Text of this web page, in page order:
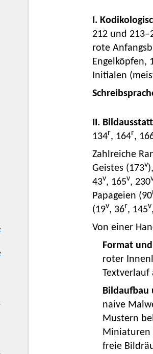
I.
212 und
rote
Engelköpfen,
Initialen
II.
134r, 164r,
Zahlreiche
Geistes (173v
43v, 165v, 230
Papageien (90
(19v, 36r, 145v
Von einer
Format
roter
Textverlauf
Bildaufbau
naive
Mustern
Miniaturen
freie